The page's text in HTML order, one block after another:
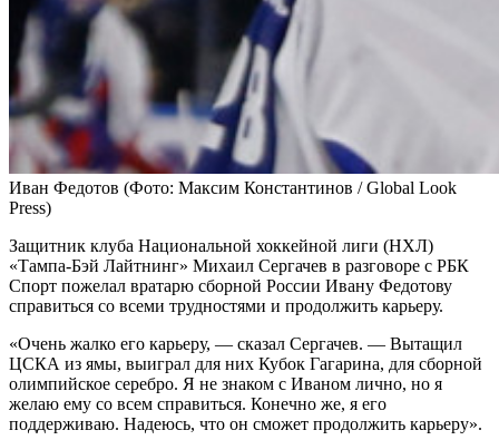
Иван Федотов (Фото: Максим Константинов / Global Look
Press)
Защитник клуба Национальной хоккейной лиги (НХЛ)
«Тампа-Бэй Лайтнинг» Михаил Сергачев в разговоре с РБК
Спорт пожелал вратарю сборной России Ивану Федотову
справиться со всеми трудностями и продолжить карьеру.
«Очень жалко его карьеру, — сказал Сергачев. — Вытащил
ЦСКА из ямы, выиграл для них Кубок Гагарина, для сборной
олимпийское серебро. Я не знаком с Иваном лично, но я
желаю ему со всем справиться. Конечно же, я его
поддерживаю. Надеюсь, что он сможет продолжить карьеру».